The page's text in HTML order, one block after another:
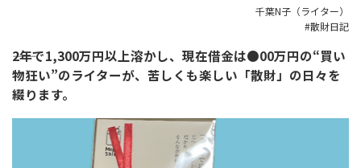
千葉N子（ライター）
散財日記
――2年で1,300万円以上溶かし、現在借金は●00万円の“買い
物狂い”のライターが、苦しくも楽しい「散財」の日々を
綴ります。